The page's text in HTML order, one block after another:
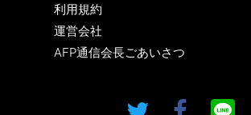
利用規約
運営会社
AFP通信会長ごあいさつ